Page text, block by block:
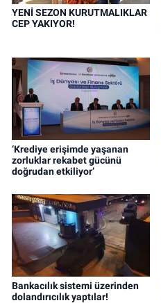
YENİ SEZON KURUTMALIKLAR
CEP YAKIYOR!
‘Krediye erişimde yaşanan
zorluklar rekabet gücünü
doğrudan etkiliyor’
Bankacılık sistemi üzerinden
dolandırıcılık yaptılar!